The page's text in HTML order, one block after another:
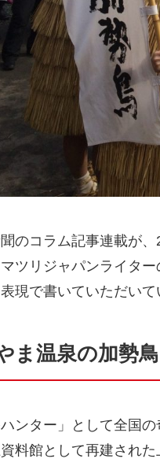
のコラム記事連載が
ツリジャパンライタ
現で書いていただい
ま温泉の加勢鳥
ンター」として全国
料館として再建され